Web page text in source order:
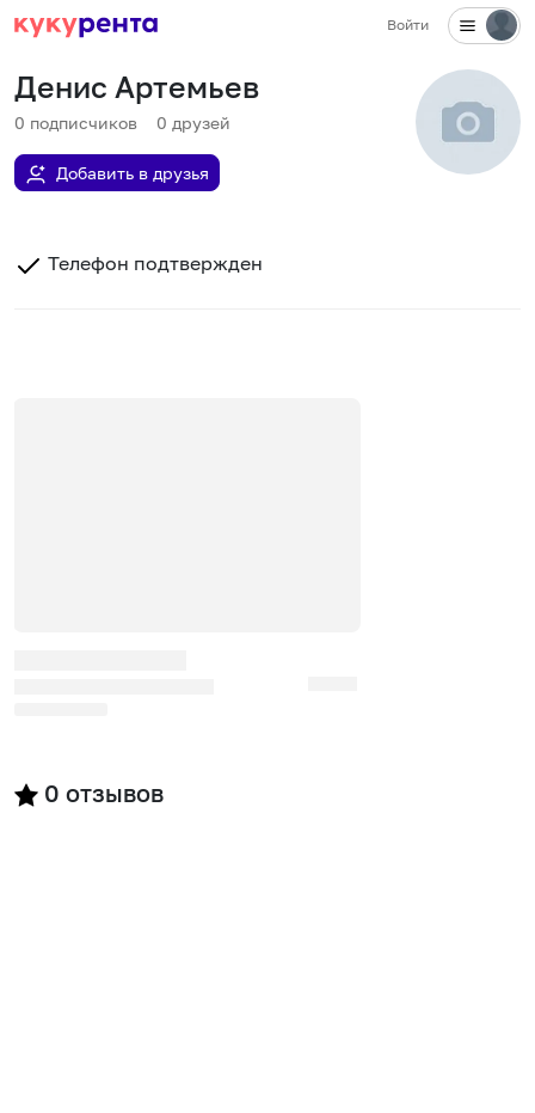
Войти
Денис Артемьев
0 подписчиков 0 друзей
Добавить в друзья
Телефон подтвержден
0 отзывов